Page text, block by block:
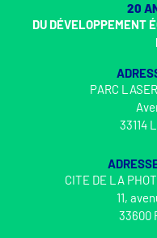
20
DU DÉVELOPPEMENT
PARC
33114
CITE DE LA
11,
33600